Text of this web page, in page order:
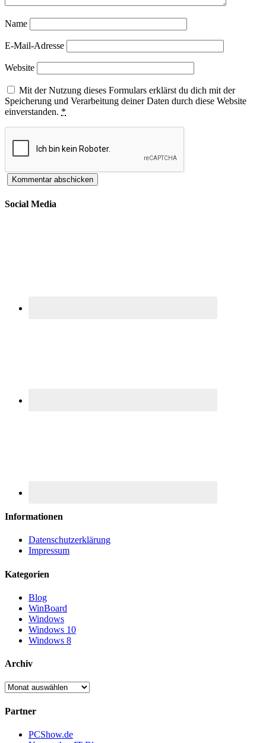
Name
E-Mail-Adresse
Website
Mit der Nutzung dieses Formulars erklärst du dich mit der
Speicherung und Verarbeitung deiner Daten durch diese Website
einverstanden. *
Social Media
Informationen
Datenschutzerklärung
Impressum
Kategorien
Blog
WinBoard
Windows
Windows 10
Windows 8
Archiv
Archiv
Partner
PCShow.de